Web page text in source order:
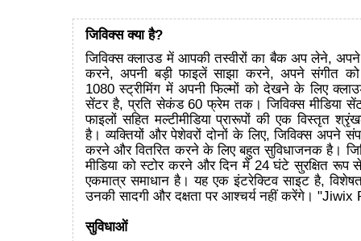
जिविक्स क्या है?
जिविक्स क्लाउड में आपकी तस्वीरों का बैक अप लेने, अपने
करने, अपनी बड़ी फाइलें साझा करने, अपने संगीत
1080 स्ट्रीमिंग में अपनी फिल्मों को देखने के लिए
सेंटर है, प्रति सेकंड 60 फ्रेम तक। जिविक्स मीडिया
फाइलों सहित मल्टीमीडिया प्रारूपों की एक विस्तृत
है। व्यक्तियों और पेशेवरों दोनों के लिए, जिविक्स अपने
करने और वितरित करने के लिए बहुत सुविधाजनक है।
मीडिया को स्टोर करने और दिन में 24 घंटे सुरक्षित
एकमात्र समाधान है। यह एक इंटरेक्टिव साइट है,
उनकी सादगी और दक्षता पर आश्चर्य नहीं करेंगे। "Jiwix
सुविधाओं